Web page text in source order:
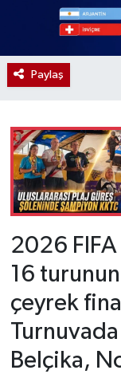
Paylaş
2026 FIFA
16
çeyrek
Turnuvada
Belçika,